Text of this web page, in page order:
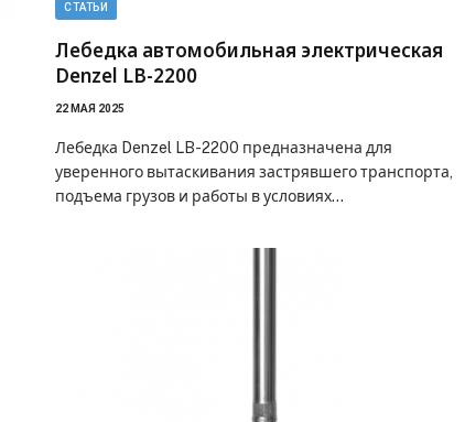
СТАТЬИ
Лебедка автомобильная электрическая
Denzel LB-2200
22 МАЯ 2025
Лебедка Denzel LB-2200 предназначена для
уверенного вытаскивания застрявшего транспорта,
подъема грузов и работы в условиях…